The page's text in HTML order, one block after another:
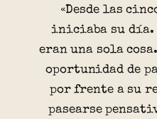
«Desde las
iniciaba su día.
eran una sola
oportunidad de
por frente a su
pasearse